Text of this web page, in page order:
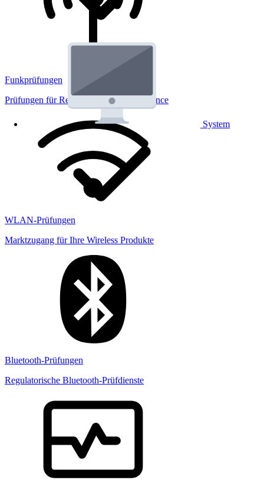
System
Funkprüfungen
Prüfungen für Regulatorik und Performance
WLAN-Prüfungen
Marktzugang für Ihre Wireless Produkte
Bluetooth-Prüfungen
Regulatorische Bluetooth-Prüfdienste